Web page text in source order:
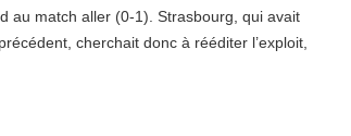
au match aller (0-1). Strasbourg, qui avait
cherchait donc à rééditer l’exploit,